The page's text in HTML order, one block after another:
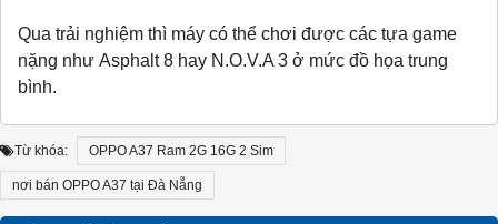
Qua trải nghiệm thì máy có thể chơi được các tựa game
nặng như Asphalt 8 hay N.O.V.A 3 ở mức đồ họa trung
bình.
Từ khóa: OPPO A37 Ram 2G 16G 2 Sim
nơi bán OPPO A37 tại Đà Nẵng